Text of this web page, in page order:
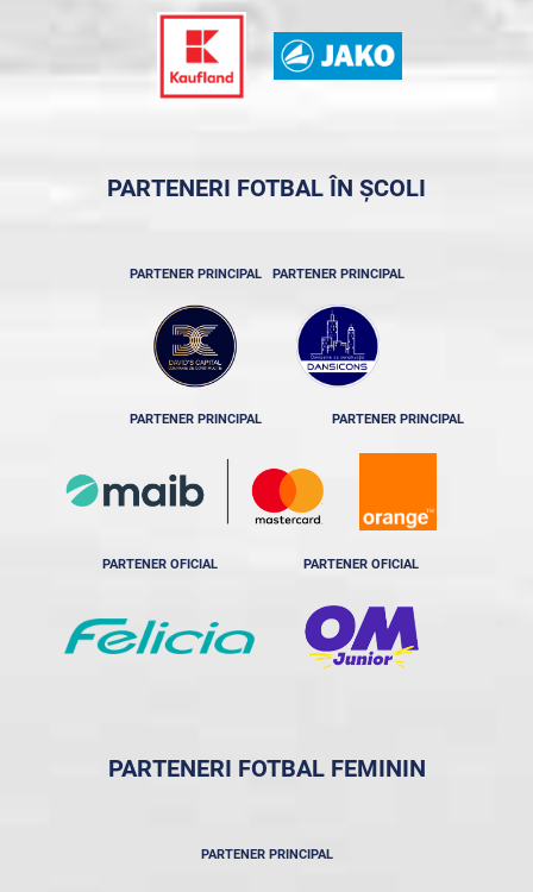
PARTENERI FOTBAL ÎN ȘCOLI
PARTENER PRINCIPAL PARTENER PRINCIPAL
PARTENER PRINCIPAL PARTENER PRINCIPAL
PARTENER OFICIAL PARTENER OFICIAL
PARTENERI FOTBAL FEMININ
PARTENER PRINCIPAL